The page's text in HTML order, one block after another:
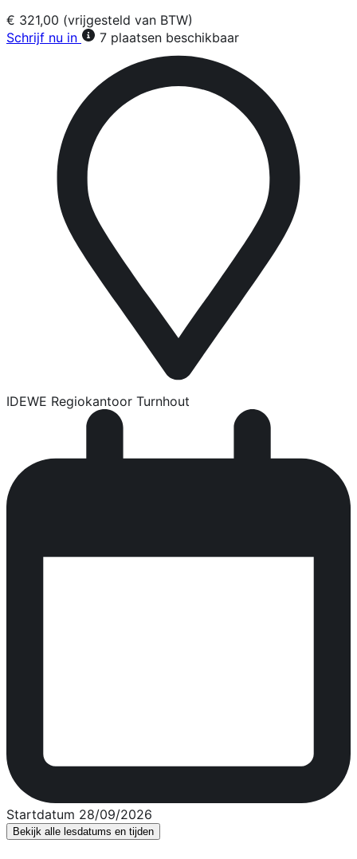
€ 321,00 (vrijgesteld van BTW)
Schrijf nu in
7 plaatsen beschikbaar
IDEWE Regiokantoor Turnhout
Startdatum 28/09/2026
Bekijk alle lesdatums en tijden